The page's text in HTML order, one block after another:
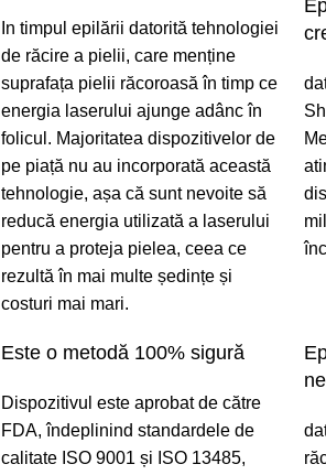
In timpul epilării datorită tehnologiei
de răcire a pielii, care menține
suprafața pielii răcoroasă în timp ce
energia laserului ajunge adânc în
folicul. Majoritatea dispozitivelor de
pe piață nu au incorporată această
tehnologie, așa că sunt nevoite să
reducă energia utilizată a laserului
pentru a proteja pielea, ceea ce
rezultă în mai multe ședințe și
costuri mai mari.
Este o metodă 100% sigură
Dispozitivul este aprobat de către
FDA, îndeplinind standardele de
calitate ISO 9001 și ISO 13485,